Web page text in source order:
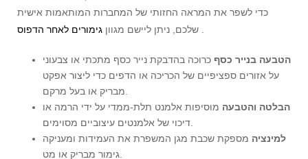
כדי לשפר את המראה החזותי של המחברות המותאמות אישית
שלכם, ניתן ליישם מגוון גימורים לאחר הדפוס
הטבעה בנייר כסף כרוכה בהדבקת נייר כסף מתכתי או צבעוני
על אזורים ספציפיים של הכריכה או הדפים כדי ליצור אפקט
הבלטה והטבעה מוסיפות אלמנט תלת-ממדי על ידי הרמה או
דיכוי של אלמנטים עיצוביים מסוימים.
למינציה מספקת שכבת מגן המשפרת את העמידות ומעניקה
גימור מבריק או מט.